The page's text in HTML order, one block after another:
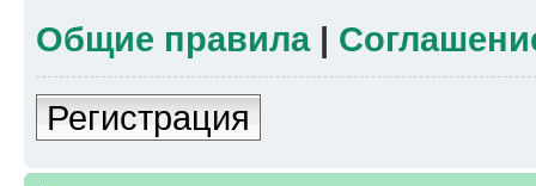
Общие правила|
Регистрация